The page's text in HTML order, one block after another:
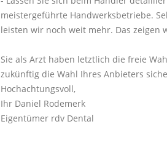
meistergeführte Handwerksbetriebe.
leisten wir noch weit mehr. Das zeigen
Sie als Arzt haben letztlich die freie
zukünftig die Wahl Ihres Anbieters
Hochachtungsvoll,
Ihr Daniel Rodemerk
Eigentümer rdv Dental